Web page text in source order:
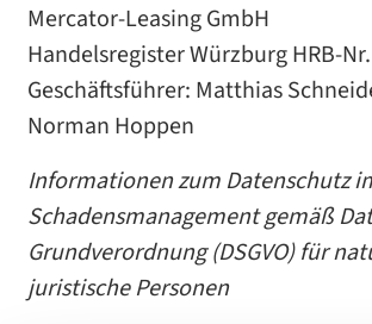
Mercator-Leasing GmbH
Handelsregister Würzburg HRB-
Geschäftsführer: Matthias
Norman Hoppen
Informationen zum Datenschutz
Schadensmanagement gemäß
Grundverordnung (DSGVO) für
juristische Personen